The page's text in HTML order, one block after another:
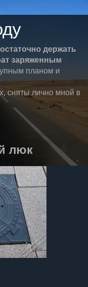
держать
заряженным
планом и
сняты лично мной в
люк